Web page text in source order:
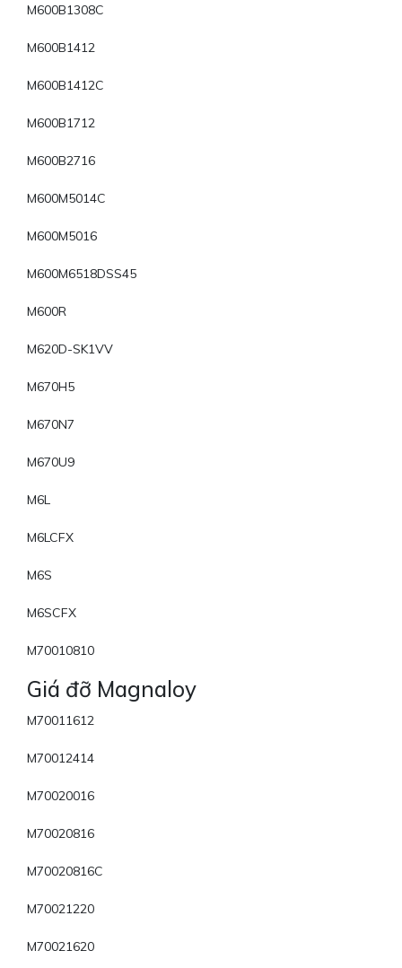
M600B1308C
M600B1412
M600B1412C
M600B1712
M600B2716
M600M5014C
M600M5016
M600M6518DSS45
M600R
M620D-SK1VV
M670H5
M670N7
M670U9
M6L
M6LCFX
M6S
M6SCFX
M70010810
Giá đỡ Magnaloy
M70011612
M70012414
M70020016
M70020816
M70020816C
M70021220
M70021620